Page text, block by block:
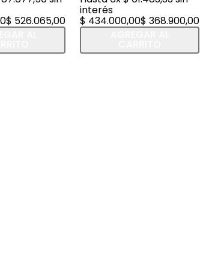
$ 526.065,00
interés
$ 434.000,00$ 368.900,00